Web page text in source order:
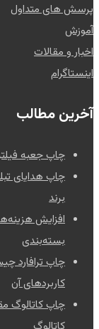
پرسش های متداول
آموزش
اخبار و مقالات
اینستاگرام
آخرین مطالب
چاپ جعبه
چاپ هدایای
برند
افزایش
بسته‌بندی
چاپ ترافارد
کاربردهای آن
چاپ کاتالوگ